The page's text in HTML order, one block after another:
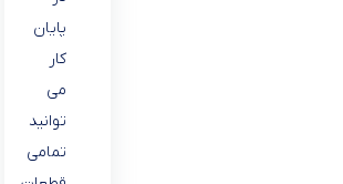
پایان
کار
می
توانید
تمامی